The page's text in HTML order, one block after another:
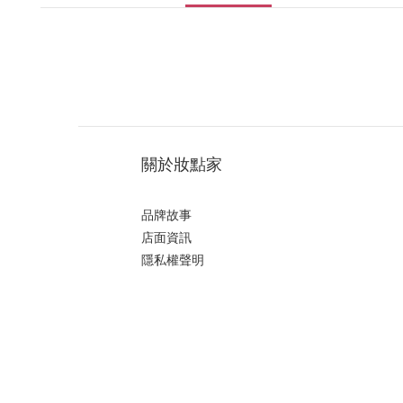
關於妝點家
品牌故事
店面資訊
隱私權聲明